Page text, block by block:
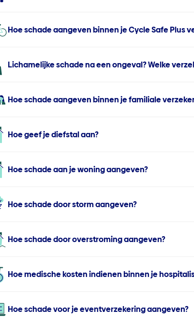
Hoe schade aangeven binnen je Cycle Safe Plus
Lichamelijke schade na een ongeval? Welke
Hoe schade aangeven binnen je familiale
Hoe geef je diefstal aan?
Hoe schade aan je woning aangeven?
Hoe schade door storm aangeven?
Hoe schade door overstroming aangeven?
Hoe medische kosten indienen binnen je
Hoe schade voor je eventverzekering aangeven?